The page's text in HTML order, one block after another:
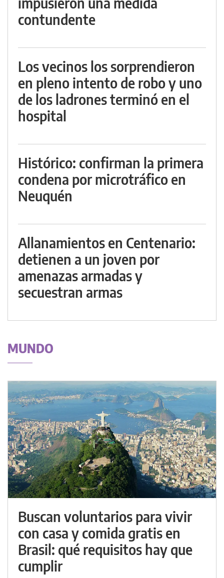
contundente
Los vecinos los sorprendieron
en pleno intento de robo y uno
de los ladrones terminó en el
hospital
Histórico: confirman la primera
condena por microtráfico en
Neuquén
Allanamientos en Centenario:
detienen a un joven por
amenazas armadas y
secuestran armas
MUNDO
Buscan voluntarios para vivir
con casa y comida gratis en
Brasil: qué requisitos hay que
cumplir